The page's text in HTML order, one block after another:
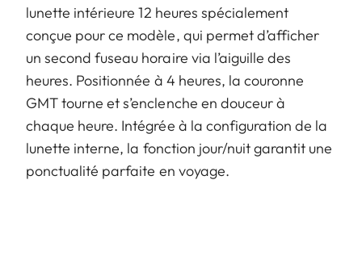
lunette intérieure 12 heures spécialement
conçue pour ce modèle, qui permet d’afficher
un second fuseau horaire via l’aiguille des
heures. Positionnée à 4 heures, la couronne
GMT tourne et s’enclenche en douceur à
chaque heure. Intégrée à la configuration de la
lunette interne, la fonction jour/nuit garantit une
ponctualité parfaite en voyage.